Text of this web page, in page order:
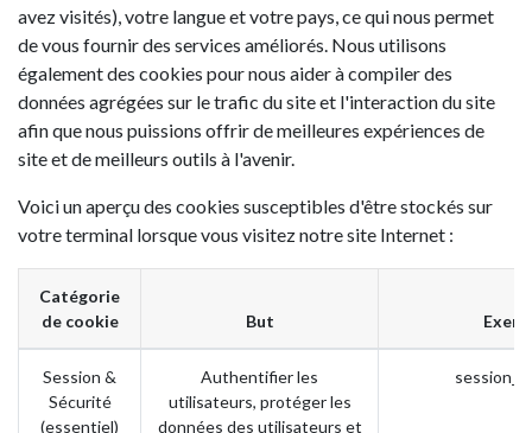
avez visités), votre langue et votre pays, ce qui nous permet
de vous fournir des services améliorés. Nous utilisons
également des cookies pour nous aider à compiler des
données agrégées sur le trafic du site et l'interaction du site
afin que nous puissions offrir de meilleures expériences de
site et de meilleurs outils à l'avenir.
Voici un aperçu des cookies susceptibles d'être stockés sur
votre terminal lorsque vous visitez notre site Internet :
Catégorie
de cookie
But
Session &
Sécurité
(essentiel)
Authentifier les
utilisateurs, protéger les
données des utilisateurs et